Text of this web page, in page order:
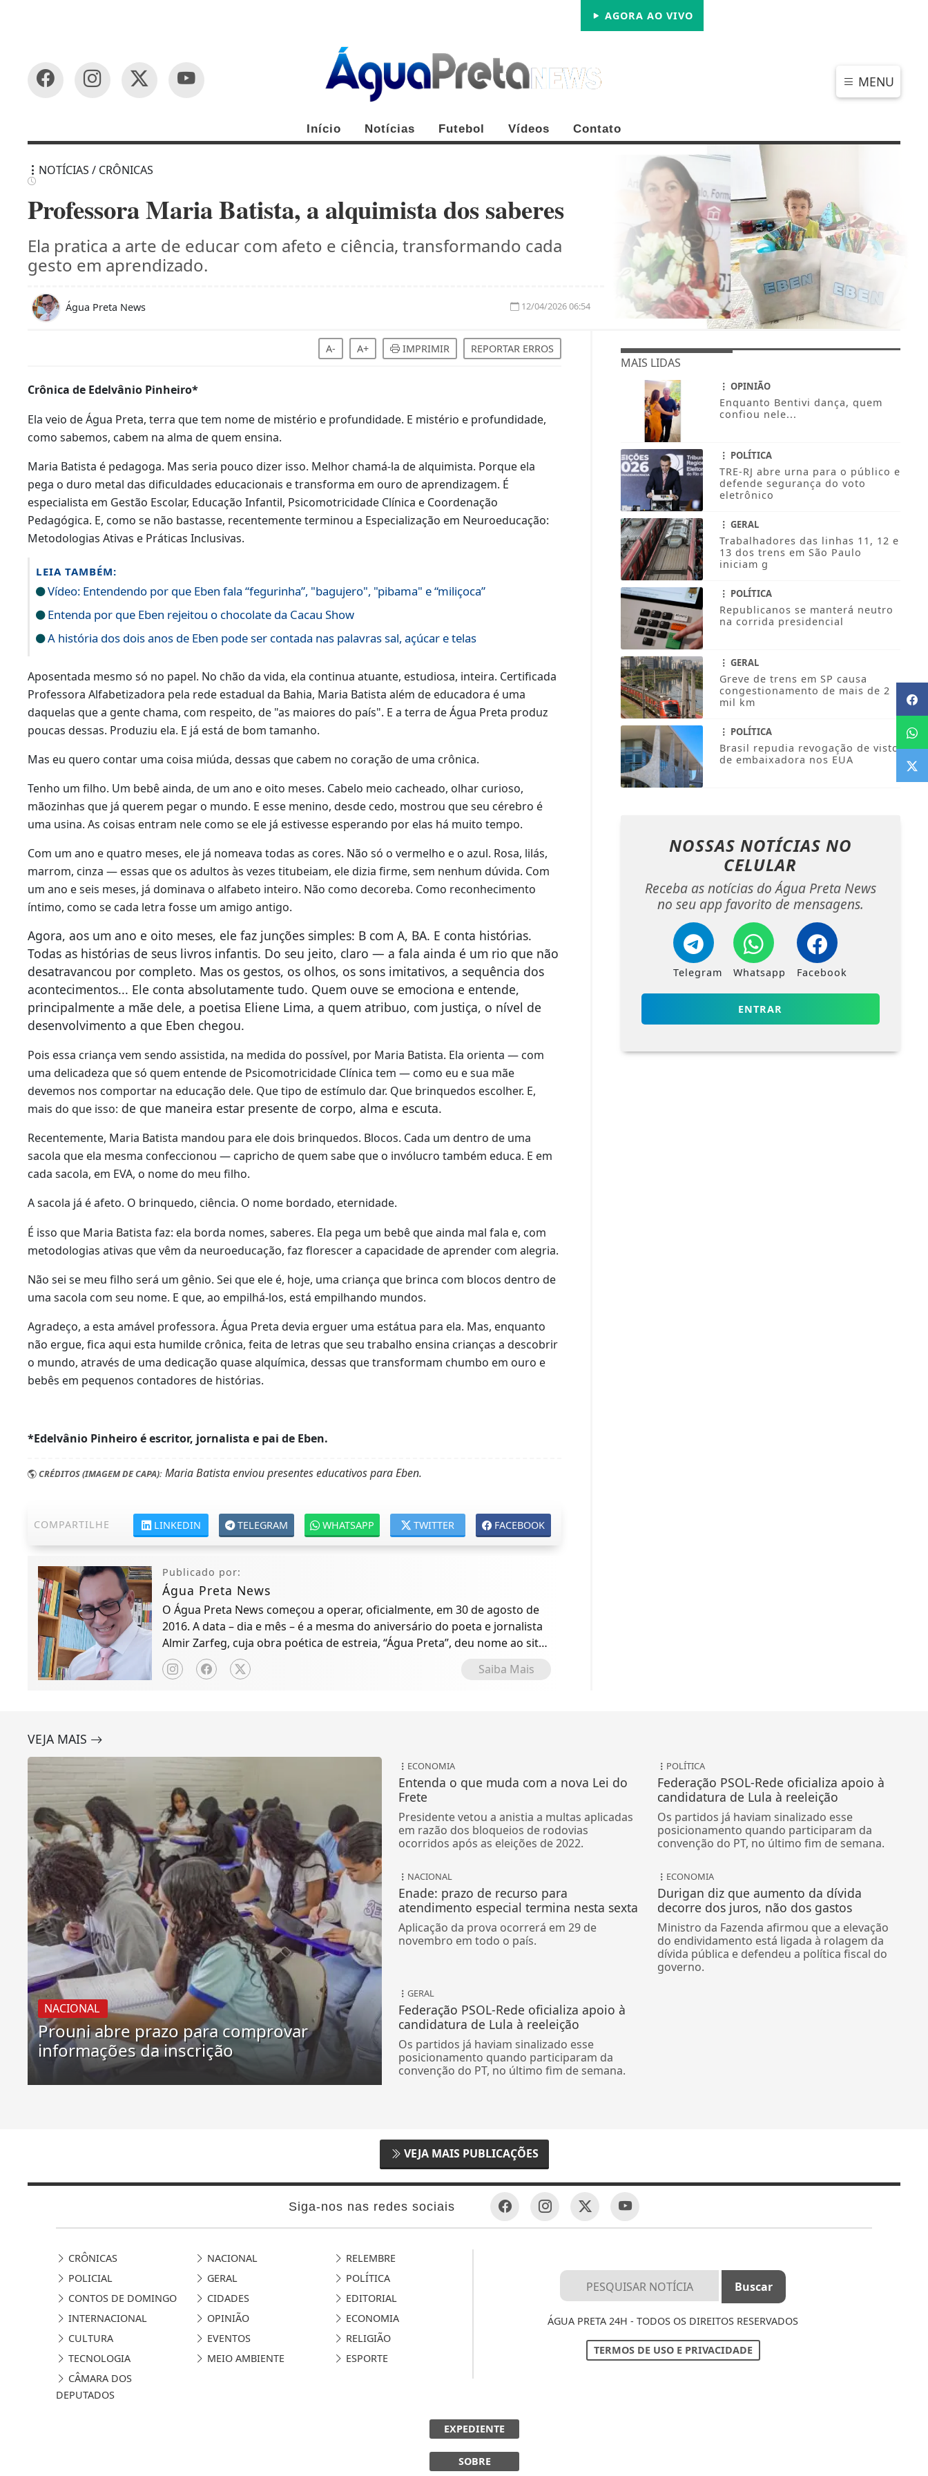
AGORA AO VIVO
MENU
Início Notícias Futebol Vídeos Contato
FECHAR
NOTÍCIAS / CRÔNICAS
Professora Maria Batista, a alquimista dos saberes
Ela pratica a arte de educar com afeto e ciência, transformando cada
gesto em aprendizado.
Água Preta News 12/04/2026 06:54
A- A+ IMPRIMIR REPORTAR ERROS
Crônica de Edelvânio Pinheiro*
Ela veio de Água Preta, terra que tem nome de mistério e profundidade. E mistério e profundidade,
como sabemos, cabem na alma de quem ensina.
Maria Batista é pedagoga. Mas seria pouco dizer isso. Melhor chamá-la de alquimista. Porque ela
pega o duro metal das dificuldades educacionais e transforma em ouro de aprendizagem. É
especialista em Gestão Escolar, Educação Infantil, Psicomotricidade Clínica e Coordenação
Pedagógica. E, como se não bastasse, recentemente terminou a Especialização em Neuroeducação:
Metodologias Ativas e Práticas Inclusivas.
LEIA TAMBÉM:
Vídeo: Entendendo por que Eben fala “fegurinha”, "bagujero", "pibama" e “miliçoca”
Entenda por que Eben rejeitou o chocolate da Cacau Show
A história dos dois anos de Eben pode ser contada nas palavras sal, açúcar e telas
Aposentada mesmo só no papel. No chão da vida, ela continua atuante, estudiosa, inteira. Certificada
Professora Alfabetizadora pela rede estadual da Bahia, Maria Batista além de educadora é uma
daquelas que a gente chama, com respeito, de "as maiores do país". E a terra de Água Preta produz
poucas dessas. Produziu ela. E já está de bom tamanho.
Mas eu quero contar uma coisa miúda, dessas que cabem no coração de uma crônica.
Tenho um filho. Um bebê ainda, de um ano e oito meses. Cabelo meio cacheado, olhar curioso,
mãozinhas que já querem pegar o mundo. E esse menino, desde cedo, mostrou que seu cérebro é
uma usina. As coisas entram nele como se ele já estivesse esperando por elas há muito tempo.
Com um ano e quatro meses, ele já nomeava todas as cores. Não só o vermelho e o azul. Rosa, lilás,
marrom, cinza — essas que os adultos às vezes titubeiam, ele dizia firme, sem nenhum dúvida. Com
um ano e seis meses, já dominava o alfabeto inteiro. Não como decoreba. Como reconhecimento
íntimo, como se cada letra fosse um amigo antigo.
Agora, aos um ano e oito meses, ele faz junções simples: B com A, BA. E conta histórias.
Todas as histórias de seus livros infantis. Do seu jeito, claro — a fala ainda é um rio que não
desatravancou por completo. Mas os gestos, os olhos, os sons imitativos, a sequência dos
acontecimentos... Ele conta absolutamente tudo. Quem ouve se emociona e entende,
principalmente a mãe dele, a poetisa Eliene Lima, a quem atribuo, com justiça, o nível de
desenvolvimento a que Eben chegou.
Pois essa criança vem sendo assistida, na medida do possível, por Maria Batista. Ela orienta — com
uma delicadeza que só quem entende de Psicomotricidade Clínica tem — como eu e sua mãe
devemos nos comportar na educação dele. Que tipo de estímulo dar. Que brinquedos escolher. E,
mais do que isso: de que maneira estar presente de corpo, alma e escuta.
Recentemente, Maria Batista mandou para ele dois brinquedos. Blocos. Cada um dentro de uma
sacola que ela mesma confeccionou — capricho de quem sabe que o invólucro também educa. E em
cada sacola, em EVA, o nome do meu filho.
A sacola já é afeto. O brinquedo, ciência. O nome bordado, eternidade.
É isso que Maria Batista faz: ela borda nomes, saberes. Ela pega um bebê que ainda mal fala e, com
metodologias ativas que vêm da neuroeducação, faz florescer a capacidade de aprender com alegria.
Não sei se meu filho será um gênio. Sei que ele é, hoje, uma criança que brinca com blocos dentro de
uma sacola com seu nome. E que, ao empilhá-los, está empilhando mundos.
Agradeço, a esta amável professora. Água Preta devia erguer uma estátua para ela. Mas, enquanto
não ergue, fica aqui esta humilde crônica, feita de letras que seu trabalho ensina crianças a descobrir
o mundo, através de uma dedicação quase alquímica, dessas que transformam chumbo em ouro e
bebês em pequenos contadores de histórias.
*Edelvânio Pinheiro é escritor, jornalista e pai de Eben.
CRÉDITOS (IMAGEM DE CAPA): Maria Batista enviou presentes educativos para Eben.
COMPARTILHE FACEBOOK
TWITTER
WHATSAPP
TELEGRAM
LINKEDIN
Publicado por:
Água Preta News
O Água Preta News começou a operar, oficialmente, em 30 de agosto de
2016. A data – dia e mês – é a mesma do aniversário do poeta e jornalista
Almir Zarfeg, cuja obra poética de estreia, “Água Preta”, deu nome ao site
de notícias e entretenimento.
Saiba Mais
MAIS LIDAS
OPINIÃO
Enquanto Bentivi dança, quem
confiou nele...
POLÍTICA
TRE-RJ abre urna para o público e
defende segurança do voto
eletrônico
GERAL
Trabalhadores das linhas 11, 12 e
13 dos trens em São Paulo
iniciam g
POLÍTICA
Republicanos se manterá neutro
na corrida presidencial
GERAL
Greve de trens em SP causa
congestionamento de mais de 2
mil km
POLÍTICA
Brasil repudia revogação de visto
de embaixadora nos EUA
NOSSAS NOTÍCIAS NO
CELULAR
Receba as notícias do Água Preta News
no seu app favorito de mensagens.
Telegram Whatsapp Facebook
ENTRAR
VEJA MAIS
NACIONAL
Prouni abre prazo para comprovar
informações da inscrição
ECONOMIA
Entenda o que muda com a nova Lei do
Frete
Presidente vetou a anistia a multas aplicadas
em razão dos bloqueios de rodovias
ocorridos após as eleições de 2022.
POLÍTICA
Federação PSOL-Rede oficializa apoio à
candidatura de Lula à reeleição
Os partidos já haviam sinalizado esse
posicionamento quando participaram da
convenção do PT, no último fim de semana.
NACIONAL
Enade: prazo de recurso para
atendimento especial termina nesta sexta
Aplicação da prova ocorrerá em 29 de
novembro em todo o país.
ECONOMIA
Durigan diz que aumento da dívida
decorre dos juros, não dos gastos
Ministro da Fazenda afirmou que a elevação
do endividamento está ligada à rolagem da
dívida pública e defendeu a política fiscal do
governo.
GERAL
Federação PSOL-Rede oficializa apoio à
candidatura de Lula à reeleição
Os partidos já haviam sinalizado esse
posicionamento quando participaram da
convenção do PT, no último fim de semana.
VEJA MAIS PUBLICAÇÕES
Siga-nos nas redes sociais
CRÔNICAS NACIONAL
RELEMBRE
POLICIAL
GERAL
POLÍTICA
CONTOS DE DOMINGO
CIDADES
EDITORIAL
INTERNACIONAL
OPINIÃO
ECONOMIA
CULTURA
EVENTOS
RELIGIÃO
TECNOLOGIA
MEIO AMBIENTE
ESPORTE
CÂMARA DOS
DEPUTADOS
ÁGUA PRETA 24H - TODOS OS DIREITOS RESERVADOS
TERMOS DE USO E PRIVACIDADE
EXPEDIENTE
SOBRE